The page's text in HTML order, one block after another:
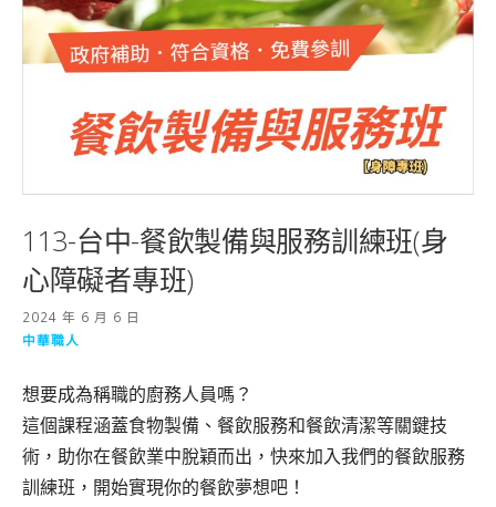
113-台中-餐飲製備與服務訓練班(身
心障礙者專班)
2024 年 6 月 6 日
中華職人
想要成為稱職的廚務人員嗎？
這個課程涵蓋食物製備、餐飲服務和餐飲清潔等關鍵技
術，助你在餐飲業中脫穎而出，快來加入我們的餐飲服務
訓練班，開始實現你的餐飲夢想吧！